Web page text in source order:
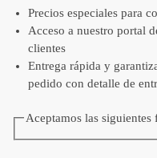
Precios especiales para
Acceso a nuestro portal
clientes
Entrega rápida y
pedido con detalle de
Aceptamos las siguientes